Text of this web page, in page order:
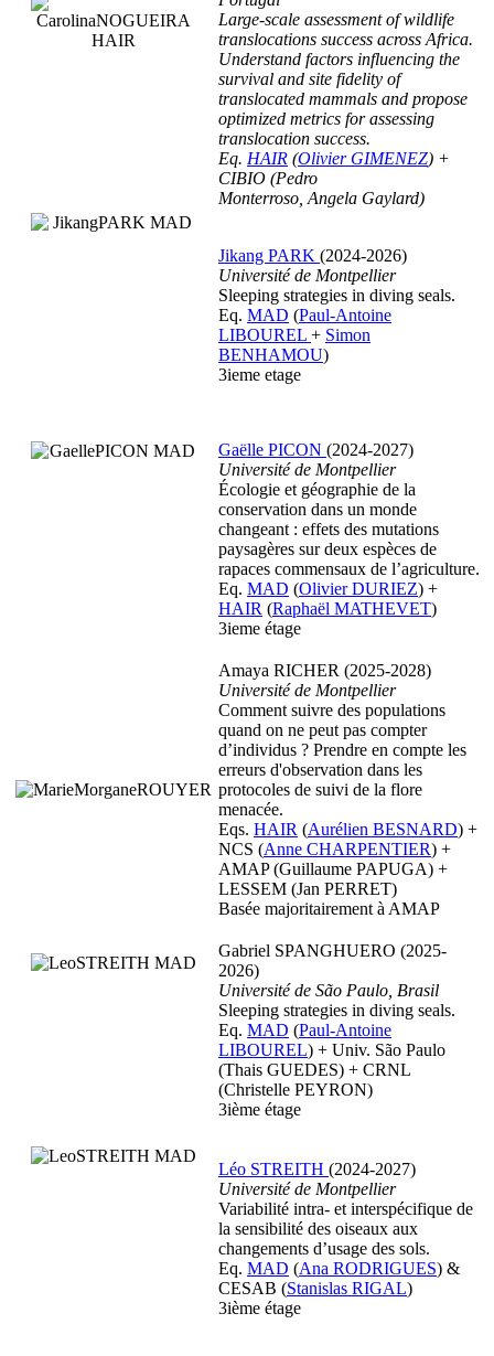
Large-scale assessment of wildlife
translocations success across Africa.
Understand factors influencing the
survival and site fidelity of
translocated mammals and propose
optimized metrics for assessing
translocation success.
Eq. HAIR (Olivier GIMENEZ) +
CIBIO (Pedro
Monterroso, Angela Gaylard)
Jikang PARK (2024-2026)
Université de Montpellier
Sleeping strategies in diving seals.
Eq. MAD (Paul-Antoine
LIBOUREL + Simon
BENHAMOU)
3ieme etage
Gaëlle PICON (2024-2027)
Université de Montpellier
Écologie et géographie de la
conservation dans un monde
changeant : effets des mutations
paysagères sur deux espèces de
rapaces commensaux de l’agriculture.
Eq. MAD (Olivier DURIEZ) +
HAIR (Raphaël MATHEVET)
3ieme étage
Amaya RICHER (2025-2028)
Université de Montpellier
Comment suivre des populations
quand on ne peut pas compter
d’individus ? Prendre en compte les
erreurs d'observation dans les
protocoles de suivi de la flore
menacée.
Eqs. HAIR (Aurélien BESNARD) +
NCS (Anne CHARPENTIER) +
AMAP (Guillaume PAPUGA) +
LESSEM (Jan PERRET)
Basée majoritairement à AMAP
Gabriel SPANGHUERO (2025-
2026)
Université de São Paulo, Brasil
Sleeping strategies in diving seals.
Eq. MAD (Paul-Antoine
LIBOUREL) + Univ. São Paulo
(Thais GUEDES) + CRNL
(Christelle PEYRON)
3ième étage
Léo STREITH (2024-2027)
Université de Montpellier
Variabilité intra- et interspécifique de
la sensibilité des oiseaux aux
changements d’usage des sols.
Eq. MAD (Ana RODRIGUES) &
CESAB (Stanislas RIGAL)
3ième étage